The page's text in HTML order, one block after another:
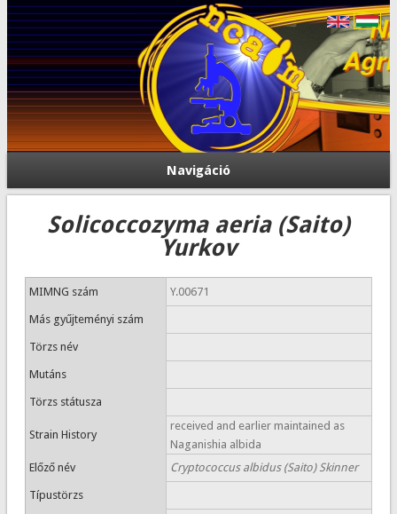
Navigáció
Solicoccozyma aeria (Saito)
Yurkov
MIMNG szám Y.00671
Más gyűjteményi szám
Törzs név
Mutáns
Törzs státusza
Strain History
received and earlier maintained as
Naganishia albida
Előző név
Cryptococcus albidus (Saito) Skinner
Típustörzs